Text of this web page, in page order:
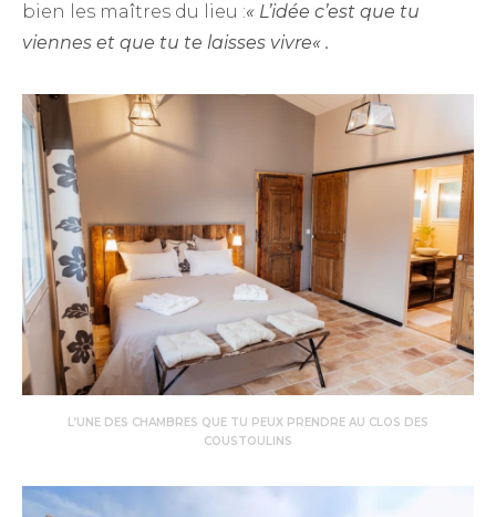
bien les maîtres du lieu :« L’idée c’est que tu
viennes et que tu te laisses vivre« .
L’UNE DES CHAMBRES QUE TU PEUX PRENDRE AU CLOS DES
COUSTOULINS